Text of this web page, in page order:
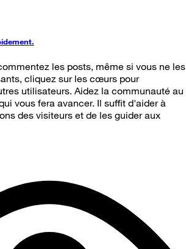
les posts, même si vous ne les
cliquez sur les cœurs pour
utilisateurs. Aidez la communauté au
vous fera avancer. Il suffit d'aider à
des visiteurs et de les guider aux